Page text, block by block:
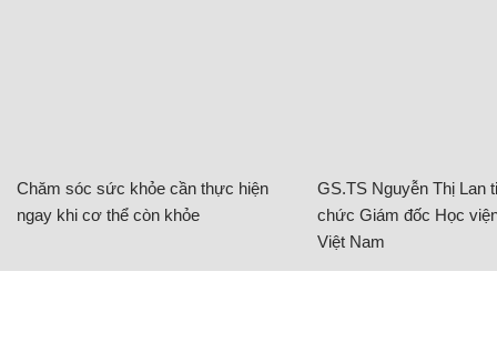
Chăm sóc sức khỏe cần thực hiện
ngay khi cơ thể còn khỏe
GS.TS Nguyễn Thị Lan
chức Giám đốc Học
Việt Nam